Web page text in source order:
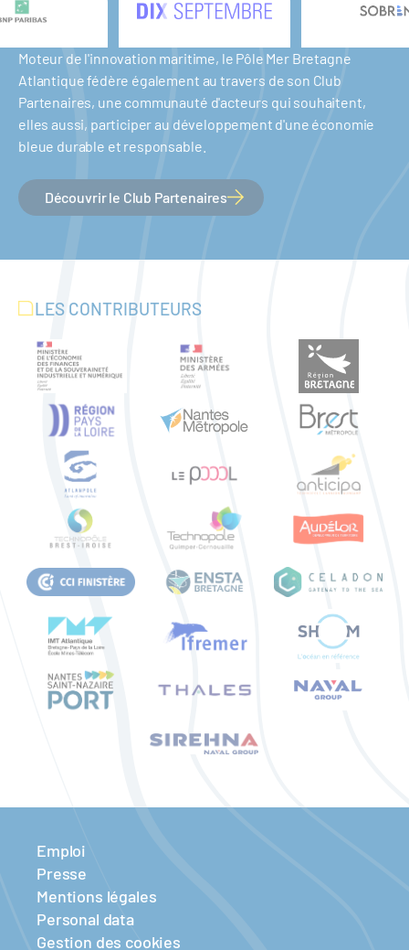
Moteur de l'innovation maritime, le Pôle Mer Bretagne
Atlantique fédère également au travers de son Club
Partenaires, une communauté d'acteurs qui souhaitent,
elles aussi, participer au développement d'une économie
bleue durable et responsable.
Découvrir le Club Partenaires
LES CONTRIBUTEURS
Emploi
Presse
Mentions légales
Personal data
Gestion des cookies